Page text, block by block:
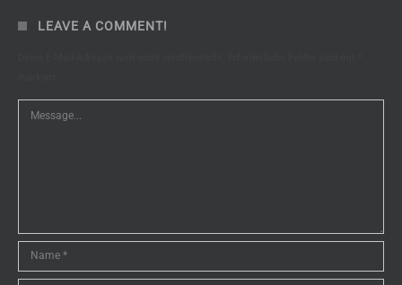
LEAVE A COMMENT!